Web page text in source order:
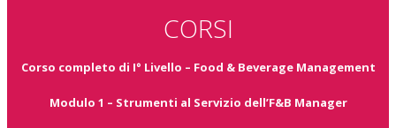
CORSI
Corso completo di I° Livello – Food & Beverage Management
Modulo 1 – Strumenti al Servizio dell’F&B Manager